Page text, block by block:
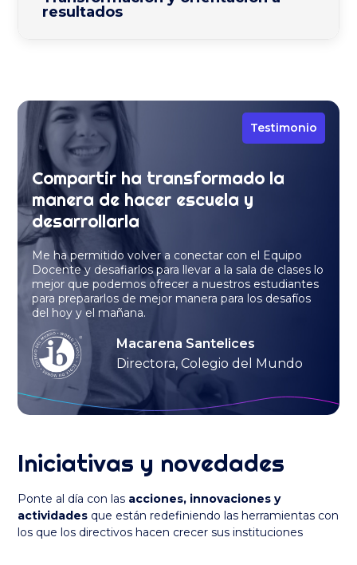
resultados
Testimonio
Compartir ha transformado la
manera de hacer escuela y
desarrollarla
Me ha permitido volver a conectar con el Equipo
Docente y desafiarlos para llevar a la sala de clases lo
mejor que podemos ofrecer a nuestros estudiantes
para prepararlos de mejor manera para los desafíos
del hoy y el mañana.
Macarena Santelices
Directora, Colegio del Mundo
Iniciativas y novedades
Ponte al día con las acciones, innovaciones y
actividades que están redefiniendo las herramientas con
los que los directivos hacen crecer sus instituciones